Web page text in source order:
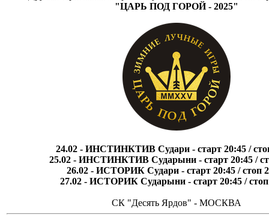
"ЦАРЬ ПОД ГОРОЙ - 2025"
24.02 - ИНСТИНКТИВ Судари - старт 20:45 /
25.02 - ИНСТИНКТИВ Сударыни - старт 20:45 /
26.02 - ИСТОРИК Судари - старт 20:45 / стоп
27.02 - ИСТОРИК Сударыни - старт 20:45 / стоп
СК "Десять Ярдов" - МОСКВА